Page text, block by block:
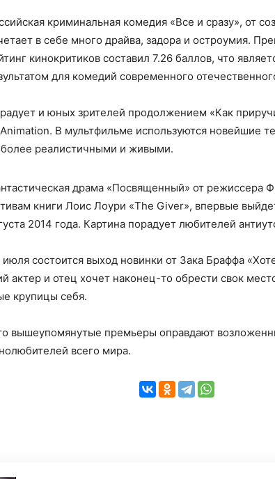
криминальная комедия «Все и сразу», от
в себе много драйва, задора и остроумия.
кинокритиков составил 7.26 баллов, что
для комедий современного
и юных зрителей продолжением «Как
В мультфильме используются новейшие
реалистичными и живыми.
драма «Посвященный» от режиссера
книги Лоис Лоури «The Giver», впервые
2014 года. Картина порадует любителей
июля состоится выход новинки от Зака Браффа
актер и отец хочет наконец-то обрести свок
крупицы себя.
вышеупомянутые премьеры оправдают
всего мира.